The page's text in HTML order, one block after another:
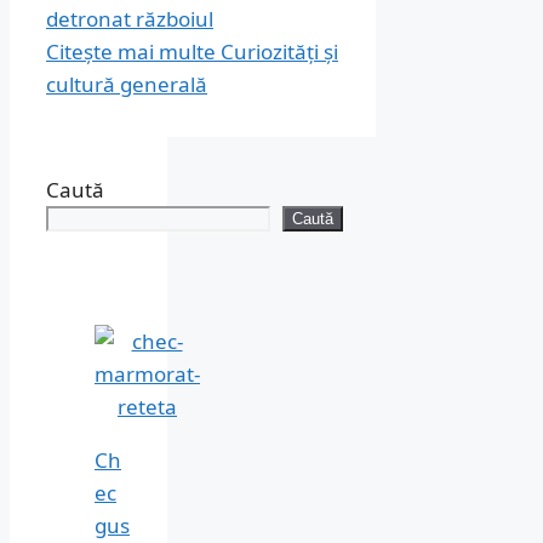
detronat războiul
Citește mai multe Curiozități și
cultură generală
Caută
Caută
Ch
ec
gus